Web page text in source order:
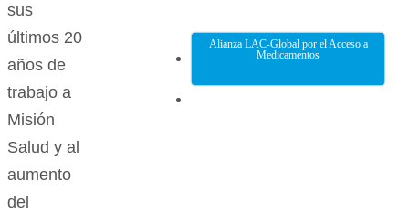
sus
últimos 20
años de
trabajo a
Misión
Salud y al
aumento
del
Alianza LAC-Global por el Acceso a
Medicamentos